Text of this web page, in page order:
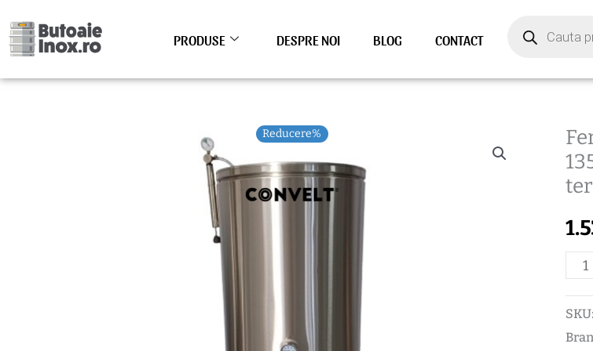
to
PRODUSE DESPRE NOI BLOG CONTACT
search
Reducere%
inox
cu
135
litri,
SKU: